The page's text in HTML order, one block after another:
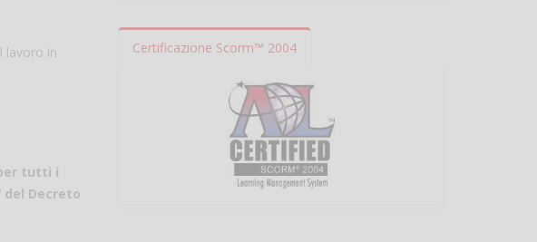
lavoro in
tutti i
Decreto
Certificazione Scorm™ 2004